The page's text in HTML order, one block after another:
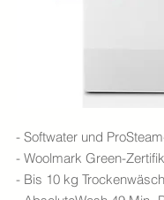
- Softwater und
- Woolmark Green-
- Bis 10 kg